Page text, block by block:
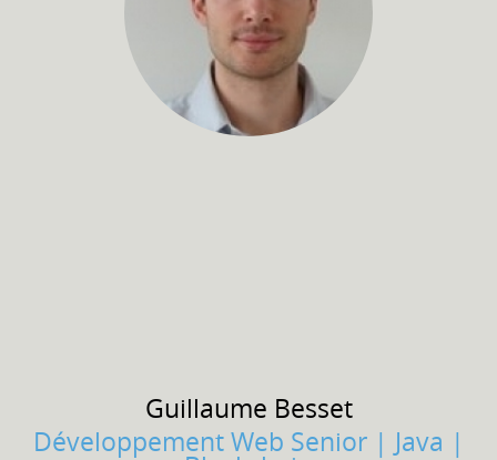
Guillaume Besset
Développement Web Senior | Java |